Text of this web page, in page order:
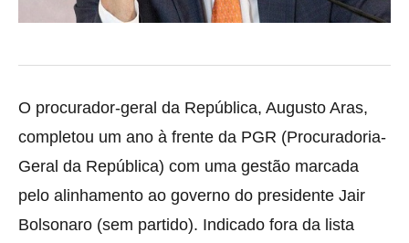
O procurador-geral da República, Augusto Aras,
completou um ano à frente da PGR (Procuradoria-
Geral da República) com uma gestão marcada
pelo alinhamento ao governo do presidente Jair
Bolsonaro (sem partido). Indicado fora da lista